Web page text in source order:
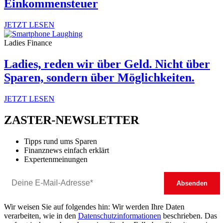
Einkommensteuer
JETZT LESEN
Ladies Finance
Ladies, reden wir über Geld. Nicht über
Sparen, sondern über Möglichkeiten.
JETZT LESEN
ZASTER-NEWSLETTER
Tipps rund ums Sparen
Finanznews einfach erklärt
Expertenmeinungen
Wir weisen Sie auf folgendes hin: Wir werden Ihre Daten
verarbeiten, wie in den Datenschutzinformationen beschrieben. Das